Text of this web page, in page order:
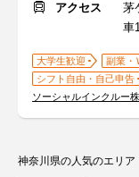
アクセス
茅
車
大学生歓迎 副業・
シフト自由・自己申告
ソーシャルインクルー
神奈川県の人気のエリ